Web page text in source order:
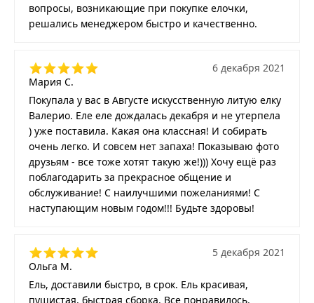
вопросы, возникающие при покупке елочки,
решались менеджером быстро и качественно.
Мария С.
6 декабря 2021
Покупала у вас в Августе искусственную литую елку
Валерио. Еле еле дождалась декабря и не утерпела
) уже поставила. Какая она классная! И собирать
очень легко. И совсем нет запаха! Показываю фото
друзьям - все тоже хотят такую же!))) Хочу ещё раз
поблагодарить за прекрасное общение и
обслуживание! С наилучшими пожеланиями! С
наступающим новым годом!!! Будьте здоровы!
Ольга М.
5 декабря 2021
Ель, доставили быстро, в срок. Ель красивая,
пушистая, быстрая сборка. Все понравилось.